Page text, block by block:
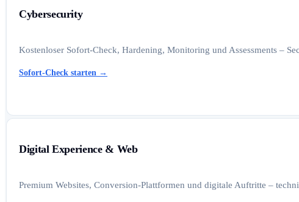
Cybersecurity
Kostenloser Sofort-Check, Hardening, Monitoring und Assessments –
Sofort-Check starten →
Digital Experience & Web
Premium Websites, Conversion-Plattformen und digitale Auftritte –